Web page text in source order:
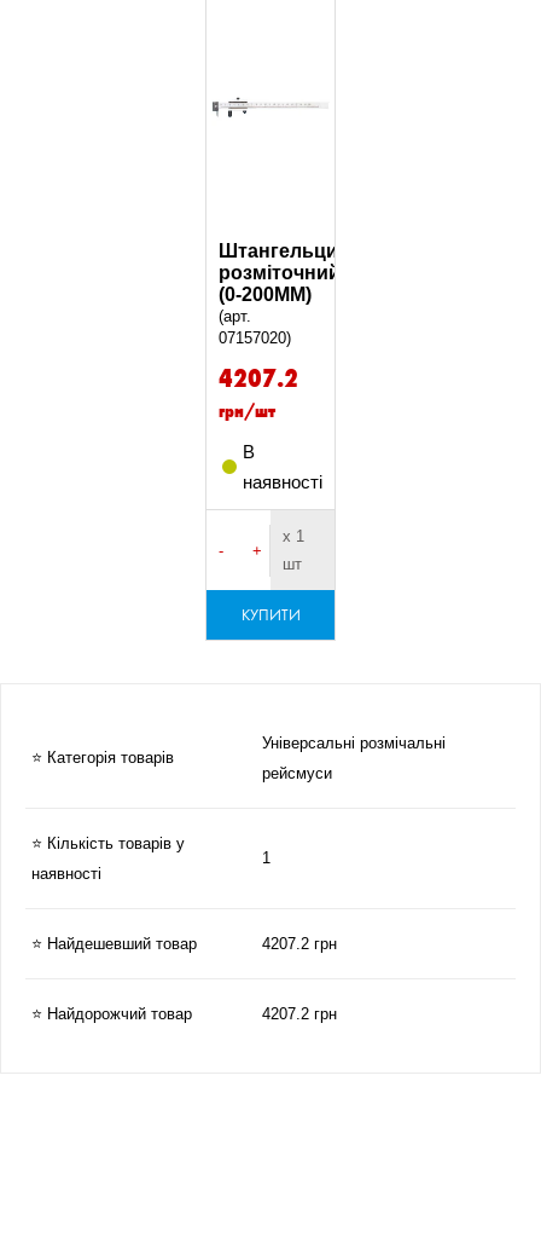
Штангельциркуль
розміточний
(0-200MM)
(арт.
07157020)
4207.2
грн/шт
В
наявності
- +
х 1
шт
КУПИТИ
⭐ Категорія товарів
Універсальні розмічальні
рейсмуси
⭐ Кількість товарів у
наявності
1
⭐ Найдешевший товар 4207.2 грн
⭐ Найдорожчий товар 4207.2 грн